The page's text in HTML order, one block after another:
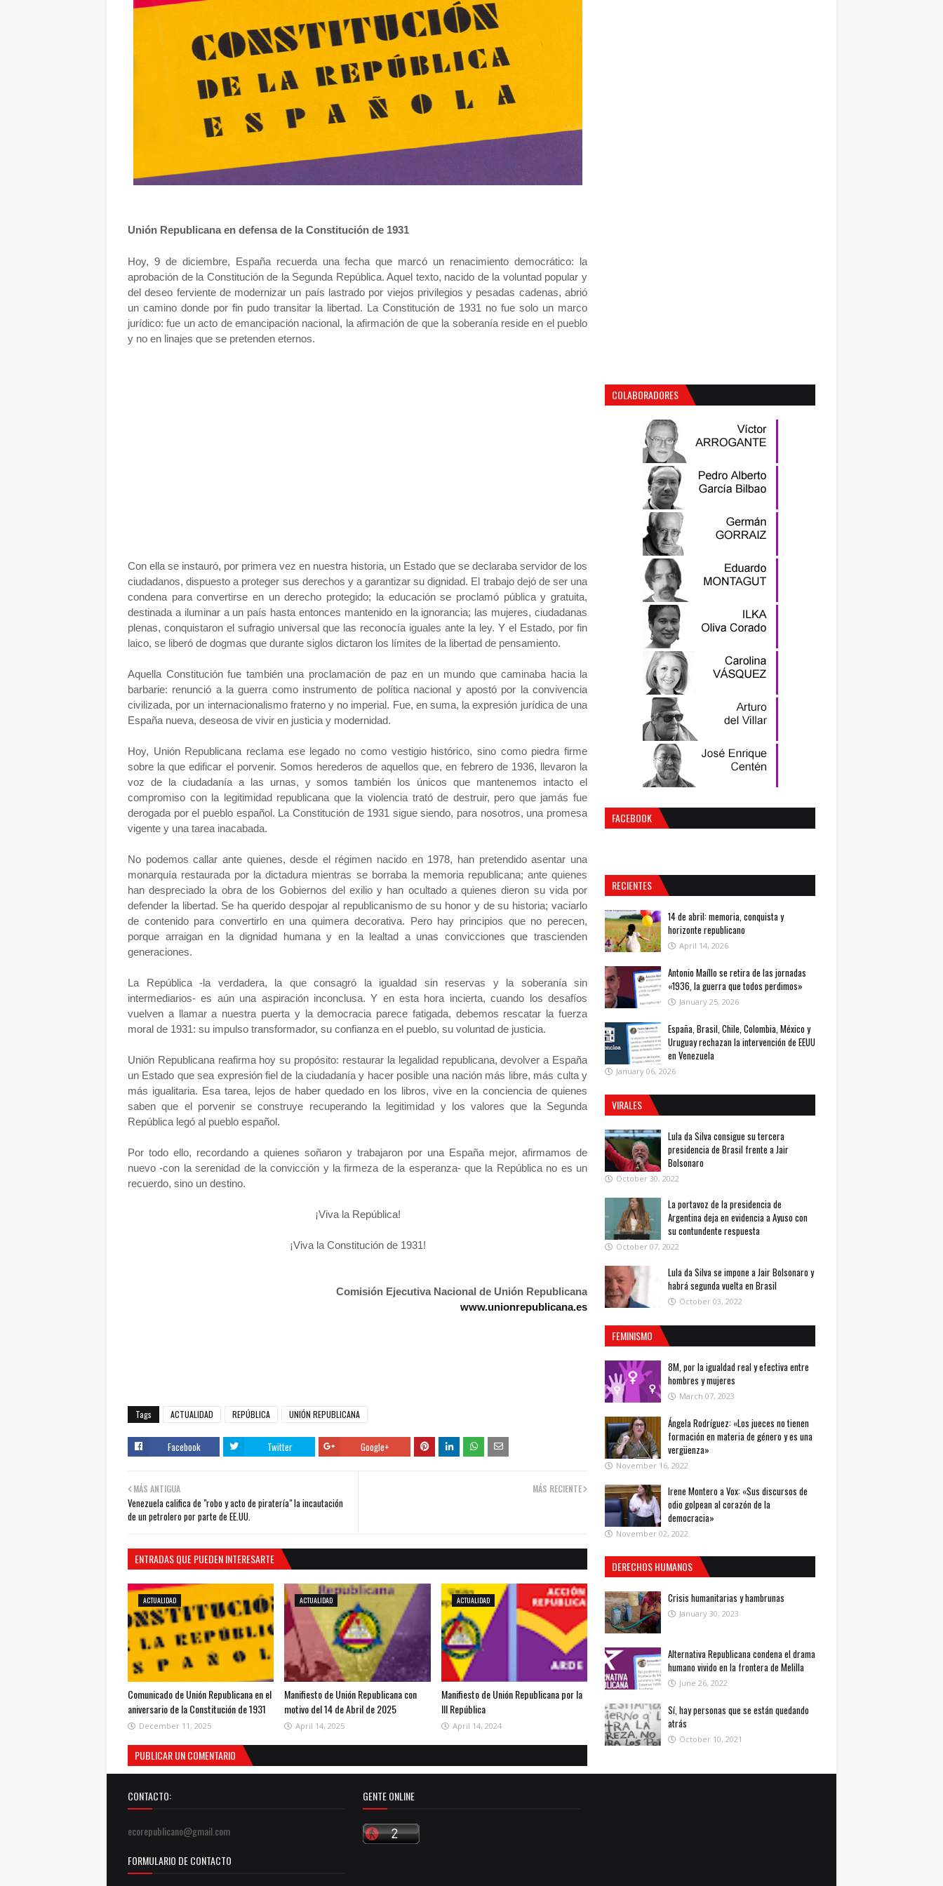
Unión Republicana en defensa de la Constitución de 1931
Hoy, 9 de diciembre, España recuerda una fecha que marcó un renacimiento democrático: la
aprobación de la Constitución de la Segunda República. Aquel texto, nacido de la voluntad popular y
del deseo ferviente de modernizar un país lastrado por viejos privilegios y pesadas cadenas, abrió
un camino donde por fin pudo transitar la libertad. La Constitución de 1931 no fue solo un marco
jurídico: fue un acto de emancipación nacional, la afirmación de que la soberanía reside en el pueblo
y no en linajes que se pretenden eternos.
Con ella se instauró, por primera vez en nuestra historia, un Estado que se declaraba servidor de los
ciudadanos, dispuesto a proteger sus derechos y a garantizar su dignidad. El trabajo dejó de ser una
condena para convertirse en un derecho protegido; la educación se proclamó pública y gratuita,
destinada a iluminar a un país hasta entonces mantenido en la ignorancia; las mujeres, ciudadanas
plenas, conquistaron el sufragio universal que las reconocía iguales ante la ley. Y el Estado, por fin
laico, se liberó de dogmas que durante siglos dictaron los límites de la libertad de pensamiento.
Aquella Constitución fue también una proclamación de paz en un mundo que caminaba hacia la
barbarie: renunció a la guerra como instrumento de política nacional y apostó por la convivencia
civilizada, por un internacionalismo fraterno y no imperial. Fue, en suma, la expresión jurídica de una
España nueva, deseosa de vivir en justicia y modernidad.
Hoy, Unión Republicana reclama ese legado no como vestigio histórico, sino como piedra firme
sobre la que edificar el porvenir. Somos herederos de aquellos que, en febrero de 1936, llevaron la
voz de la ciudadanía a las urnas, y somos también los únicos que mantenemos intacto el
compromiso con la legitimidad republicana que la violencia trató de destruir, pero que jamás fue
derogada por el pueblo español. La Constitución de 1931 sigue siendo, para nosotros, una promesa
vigente y una tarea inacabada.
No podemos callar ante quienes, desde el régimen nacido en 1978, han pretendido asentar una
monarquía restaurada por la dictadura mientras se borraba la memoria republicana; ante quienes
han despreciado la obra de los Gobiernos del exilio y han ocultado a quienes dieron su vida por
defender la libertad. Se ha querido despojar al republicanismo de su honor y de su historia; vaciarlo
de contenido para convertirlo en una quimera decorativa. Pero hay principios que no perecen,
porque arraigan en la dignidad humana y en la lealtad a unas convicciones que trascienden
generaciones.
La República -la verdadera, la que consagró la igualdad sin reservas y la soberanía sin
intermediarios- es aún una aspiración inconclusa. Y en esta hora incierta, cuando los desafíos
vuelven a llamar a nuestra puerta y la democracia parece fatigada, debemos rescatar la fuerza
moral de 1931: su impulso transformador, su confianza en el pueblo, su voluntad de justicia.
Unión Republicana reafirma hoy su propósito: restaurar la legalidad republicana, devolver a España
un Estado que sea expresión fiel de la ciudadanía y hacer posible una nación más libre, más culta y
más igualitaria. Esa tarea, lejos de haber quedado en los libros, vive en la conciencia de quienes
saben que el porvenir se construye recuperando la legitimidad y los valores que la Segunda
República legó al pueblo español.
Por todo ello, recordando a quienes soñaron y trabajaron por una España mejor, afirmamos de
nuevo -con la serenidad de la convicción y la firmeza de la esperanza- que la República no es un
recuerdo, sino un destino.
¡Viva la República!
¡Viva la Constitución de 1931!
Comisión Ejecutiva Nacional de Unión Republicana
www.unionrepublicana.es
Tags ACTUALIDAD REPÚBLICA UNIÓN REPUBLICANA
Facebook Twitter Google+
MÁS RECIENTE
MÁS ANTIGUA
Venezuela califica de "robo y acto de piratería" la incautación
de un petrolero por parte de EE.UU.
ENTRADAS QUE PUEDEN INTERESARTE
ACTUALIDAD
Comunicado de Unión Republicana en el
aniversario de la Constitución de 1931
December 11, 2025
ACTUALIDAD
Manifiesto de Unión Republicana con
motivo del 14 de Abril de 2025
April 14, 2025
ACTUALIDAD
Manifiesto de Unión Republicana por la
III República
April 14, 2024
PUBLICAR UN COMENTARIO
COLABORADORES
FACEBOOK
RECIENTES
14 de abril: memoria, conquista y
horizonte republicano
April 14, 2026
Antonio Maíllo se retira de las jornadas
«1936, la guerra que todos perdimos»
January 25, 2026
España, Brasil, Chile, Colombia, México y
Uruguay rechazan la intervención de EEUU
en Venezuela
January 06, 2026
VIRALES
Lula da Silva consigue su tercera
presidencia de Brasil frente a Jair
Bolsonaro
October 30, 2022
La portavoz de la presidencia de
Argentina deja en evidencia a Ayuso con
su contundente respuesta
October 07, 2022
Lula da Silva se impone a Jair Bolsonaro y
habrá segunda vuelta en Brasil
October 03, 2022
FEMINISMO
8M, por la igualdad real y efectiva entre
hombres y mujeres
March 07, 2023
Ángela Rodríguez: «Los jueces no tienen
formación en materia de género y es una
vergüenza»
November 16, 2022
Irene Montero a Vox: «Sus discursos de
odio golpean al corazón de la
democracia»
November 02, 2022
DERECHOS HUMANOS
Crisis humanitarias y hambrunas
January 30, 2023
Alternativa Republicana condena el drama
humano vivido en la frontera de Melilla
June 26, 2022
Sí, hay personas que se están quedando
atrás
October 10, 2021
CONTACTO:
ecorepublicano@gmail.com
FORMULARIO DE CONTACTO
GENTE ONLINE